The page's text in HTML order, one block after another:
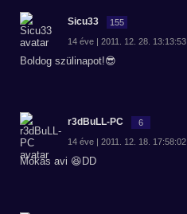
Sicu33 155
14 éve | 2011. 12. 28. 13:13:53
Boldog szülinapot!😎
r3dBuLL-PC 6
14 éve | 2011. 12. 18. 17:58:02
Mókás avi 😆DD